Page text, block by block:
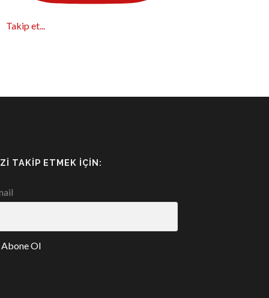
Takip et...
TAKIP ETMEK İÇIN: